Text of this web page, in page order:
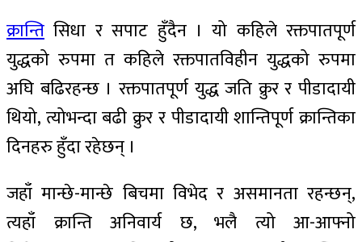
क्रान्ति सिधा र सपाट हुँदैन । यो कहिले रक्तपातपूर्ण
युद्धको रुपमा त कहिले रक्तपातविहीन युद्धको रुपमा
अघि बढिरहन्छ । रक्तपातपूर्ण युद्ध जति क्रुर र पीडादायी
थियो, त्योभन्दा बढी क्रुर र पीडादायी शान्तिपूर्ण क्रान्तिका
दिनहरु हुँदा रहेछन् ।
जहाँ मान्छे-मान्छे बिचमा विभेद र असमानता रहन्छन्,
त्यहाँ क्रान्ति अनिवार्य छ, भलै त्यो आ-आफ्नो